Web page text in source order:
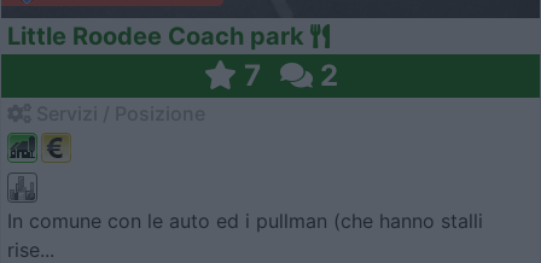
Little Roodee Coach park
7 2
In comune con le auto ed i pullman (che hanno stalli
rise...